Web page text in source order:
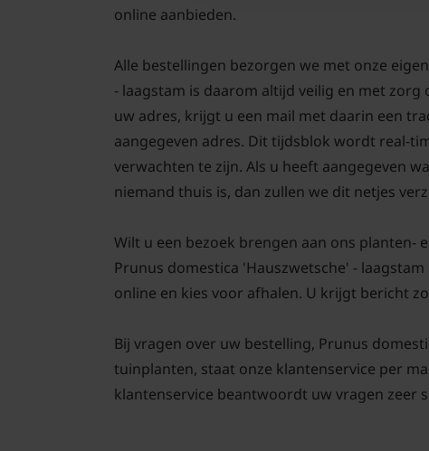
online aanbieden.
Alle bestellingen bezorgen we met onze
- laagstam is daarom altijd veilig en met
uw adres, krijgt u een mail met daarin een
aangegeven adres. Dit tijdsblok wordt real-
verwachten te zijn. Als u heeft aangegeven
niemand thuis is, dan zullen we dit netjes
Wilt u een bezoek brengen aan ons planten-
Prunus domestica 'Hauszwetsche' -
online en kies voor afhalen. U krijgt bericht
Bij vragen over uw bestelling, Prunus
tuinplanten, staat onze klantenservice per
klantenservice beantwoordt uw vragen zeer